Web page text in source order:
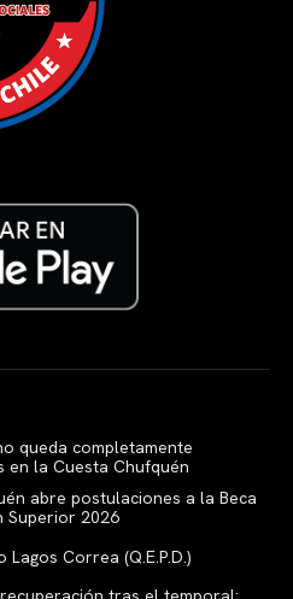
queda completamente
la Cuesta Chufquén
abre postulaciones a la Beca
Superior 2026
Correa (Q.E.P.D.)